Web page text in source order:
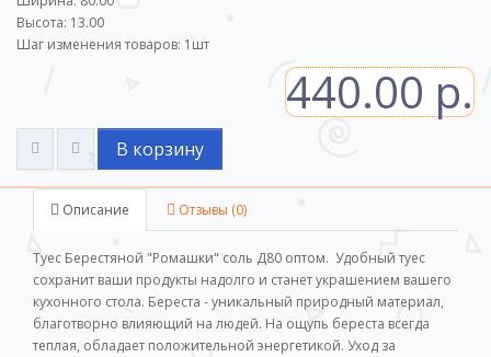
Высота: 13.00
Шаг изменения товаров: 1 шт
440.00 р.
В корзину
Описание Отзывы (0)
Туес Берестяной "Ромашки" соль Д80 оптом. Удобный туес
сохранит ваши продукты надолго и станет украшением вашего
кухонного стола. Береста - уникальный природный материал,
благотворно влияющий на людей. На ощупь береста всегда
теплая, обладает положительной энергетикой. Уход за